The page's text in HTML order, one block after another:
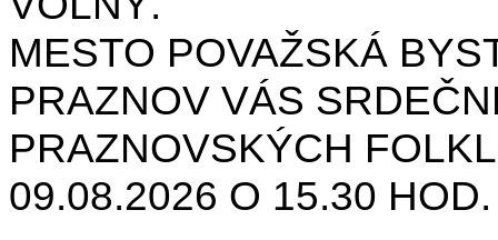
MESTO POVAŽSKÁ
PRAZNOV VÁS
PRAZNOVSKÝCH
09.08.2026 O 15.30